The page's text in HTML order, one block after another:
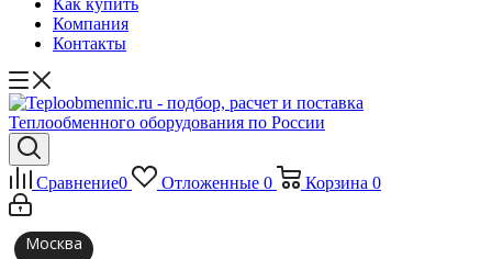
Как купить
Компания
Контакты
Сравнение0 Отложенные 0 Корзина 0
Москва